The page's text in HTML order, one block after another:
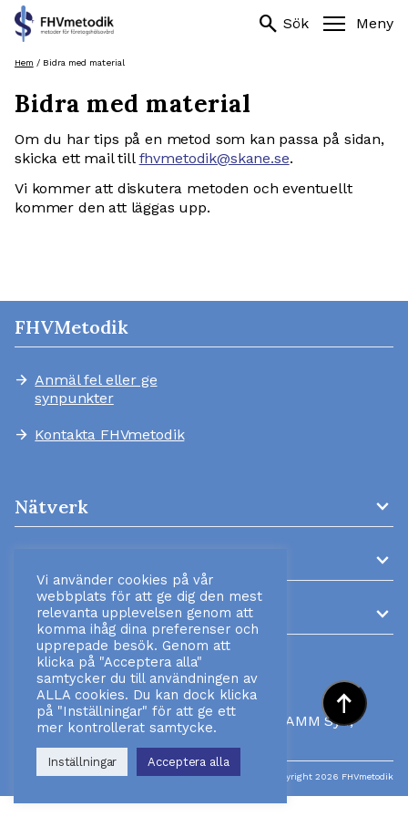
Hoppa
innehåll
search Sök Meny
Sök
efter:
search
Hem / Bidra med material
Bidra med material
Om du har tips på en metod som kan passa på sidan,
skicka ett mail till fhvmetodik@skane.se.
Vi kommer att diskutera metoden och eventuellt
kommer den att läggas upp.
arrow_right_alt
FHVMetodik
arrow_forward Anmäl fel eller ge
synpunkter
arrow_forward Kontakta FHVmetodik
Nätverk expand_more
expand_more
Information expand_more
Ansvarig utgivare:Verksamhetschefen, AMM Syd,
Senast uppdaterad: 03-08-2026 Copyright 2026 FHVmetodik
Vi använder cookies på vår
webbplats för att ge dig den mest
relevanta upplevelsen genom att
komma ihåg dina preferenser och
upprepade besök. Genom att
klicka på "Acceptera alla"
samtycker du till användningen av
ALLA cookies. Du kan dock klicka
på "Inställningar" för att ge ett
mer kontrollerat samtycke.
Inställningar Acceptera alla